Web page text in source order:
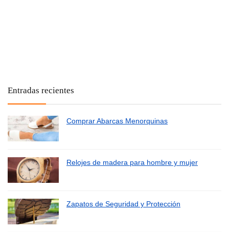
Entradas recientes
Comprar Abarcas Menorquinas
Relojes de madera para hombre y mujer
Zapatos de Seguridad y Protección